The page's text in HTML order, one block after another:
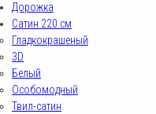
Дорожка
Сатин 220 см
Гладкокрашеный
3D
Белый
Особомодный
Твил-сатин